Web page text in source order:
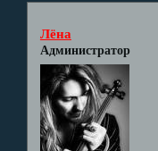
Лёна
Администратор